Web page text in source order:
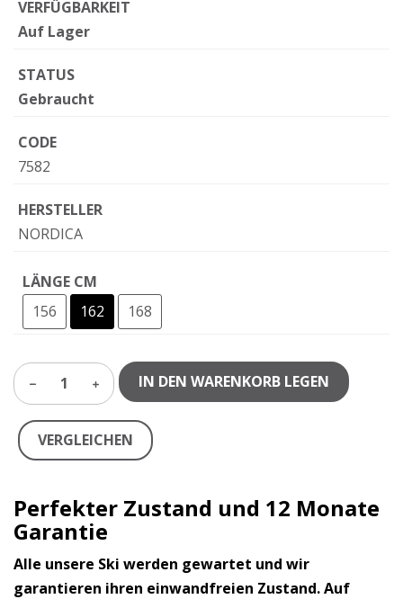
VERFÜGBARKEIT
Auf Lager
STATUS
Gebraucht
CODE
7582
HERSTELLER
NORDICA
LÄNGE CM
156
162 168
1 IN DEN WARENKORB LEGEN
VERGLEICHEN
Perfekter Zustand und 12 Monate
Garantie
Alle unsere Ski werden gewartet und wir
garantieren ihren einwandfreien Zustand. Auf